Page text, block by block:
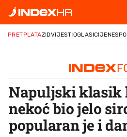
PRETPLATAZIDVIJESTIOGLASICIJENE
Napuljski klasik
nekoć bio jelo
popularan je i